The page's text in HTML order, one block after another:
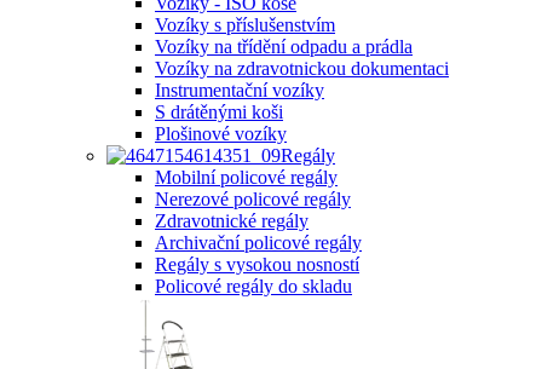
Vozíky s příslušenstvím
Vozíky na třídění odpadu a prádla
Vozíky na zdravotnickou dokumentaci
Instrumentační vozíky
S drátěnými koši
Plošinové vozíky
Regály
Mobilní policové regály
Nerezové policové regály
Zdravotnické regály
Archivační policové regály
Regály s vysokou nosností
Policové regály do skladu